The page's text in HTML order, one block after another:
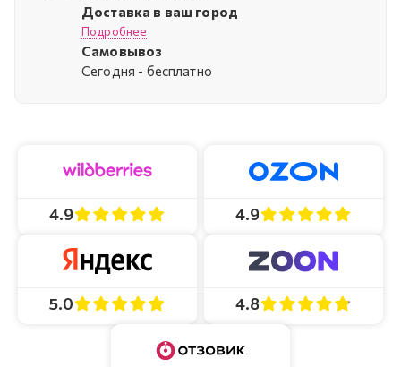
Доставка в ваш город
Подробнее
Самовывоз
Cегодня - бесплатно
4.9 4.9
5.0 4.8